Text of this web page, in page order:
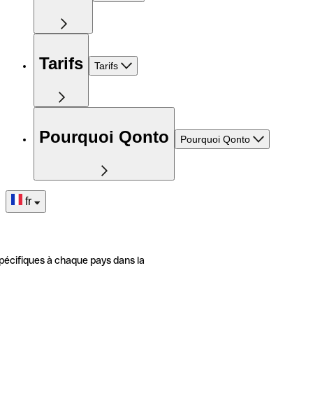
Tarifs Tarifs
Pourquoi Qonto Pourquoi Qonto
fr
à chaque pays dans la